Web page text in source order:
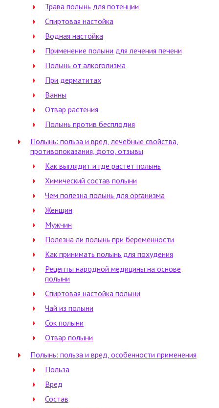
Трава полынь для потенции
Спиртовая настойка
Водная настойка
Применение полыни для лечения печени
Полынь от алкоголизма
При дерматитах
Ванны
Отвар растения
Полынь против бесплодия
Полынь: польза и вред, лечебные свойства,
противопоказания, фото, отзывы
Как выглядит и где растет полынь
Химический состав полыни
Чем полезна полынь для организма
Женщин
Мужчин
Полезна ли полынь при беременности
Как принимать полынь для похудения
Рецепты народной медицины на основе
полыни
Спиртовая настойка полыни
Чай из полыни
Сок полыни
Отвар полыни
Полынь: польза и вред, особенности применения
Польза
Вред
Состав